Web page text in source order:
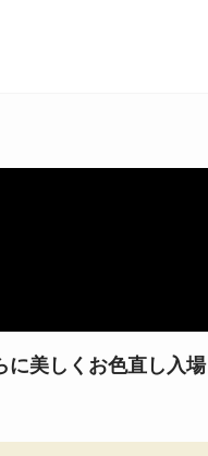
に美しくお色直し入